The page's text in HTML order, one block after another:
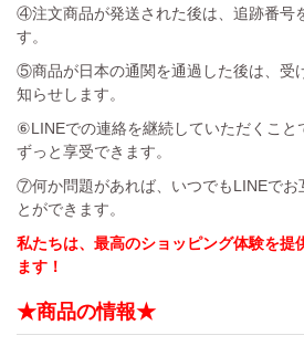
④注文商品が発送された後は、追跡番号
す。
⑤商品が日本の通関を通過した後は、受
知らせします。
⑥LINEでの連絡を継続していただくこと
ずっと享受できます。
⑦何か問題があれば、いつでもLINEでお
とができます。
私たちは、最高のショッピング体験を提
ます！
★商品の情報★